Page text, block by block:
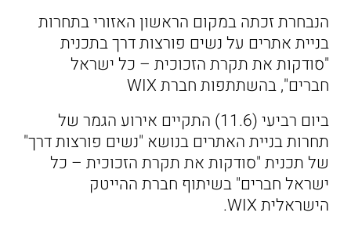
הנבחרת זכתה במקום הראשון האזורי בתחרות
בניית אתרים על נשים פורצות דרך בתכנית
"סודקות את תקרת הזכוכית – כל ישראל
חברים", בהשתתפות חברת WIX
ביום רביעי (11.6) התקיים אירוע הגמר של
תחרות בניית האתרים בנושא "נשים פורצות דרך"
של תכנית "סודקות את תקרת הזכוכית – כל
ישראל חברים" בשיתוף חברת ההייטק
הישראלית WIX.